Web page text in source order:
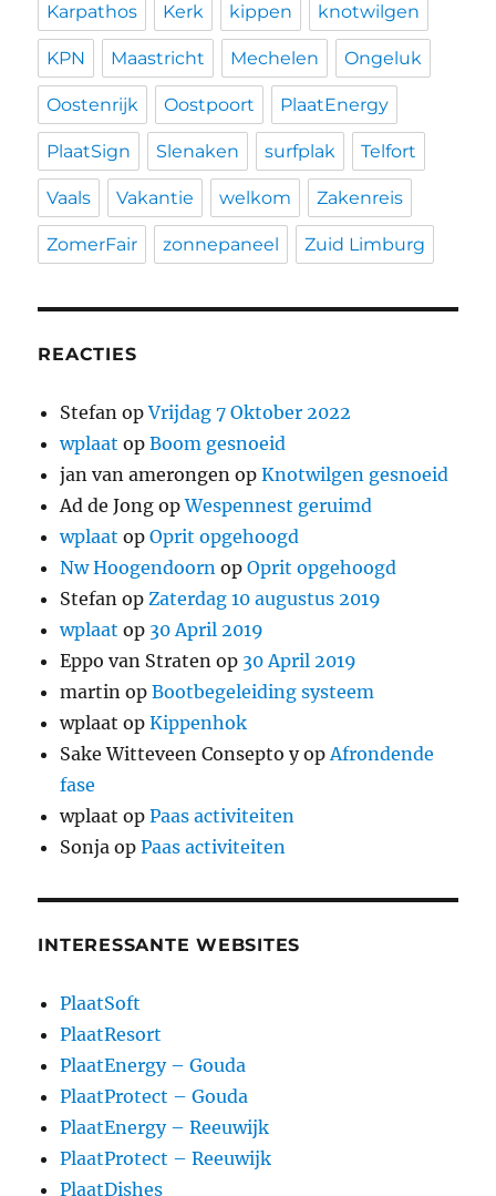
Karpathos Kerk kippen knotwilgen
KPN Maastricht Mechelen Ongeluk
Oostenrijk Oostpoort PlaatEnergy
PlaatSign Slenaken surfplak Telfort
Vaals Vakantie welkom Zakenreis
ZomerFair zonnepaneel Zuid Limburg
REACTIES
Stefan opVrijdag 7 Oktober 2022
wplaat opBoom gesnoeid
jan van amerongen opKnotwilgen gesnoeid
Ad de Jong opWespennest geruimd
wplaat opOprit opgehoogd
Nw Hoogendoorn opOprit opgehoogd
Stefan op Zaterdag 10 augustus 2019
wplaat op 30 April 2019
Eppo van Straten op 30 April 2019
martin opBootbegeleiding systeem
wplaat opKippenhok
Sake Witteveen Consepto yop Afrondende
fase
wplaat opPaas activiteiten
Sonja opPaas activiteiten
INTERESSANTE WEBSITES
PlaatSoft
PlaatResort
PlaatEnergy – Gouda
PlaatProtect – Gouda
PlaatEnergy – Reeuwijk
PlaatProtect – Reeuwijk
PlaatDishes